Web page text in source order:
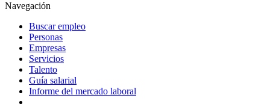
Navegación
Buscar empleo
Personas
Empresas
Servicios
Talento
Guía salarial
Informe del mercado laboral